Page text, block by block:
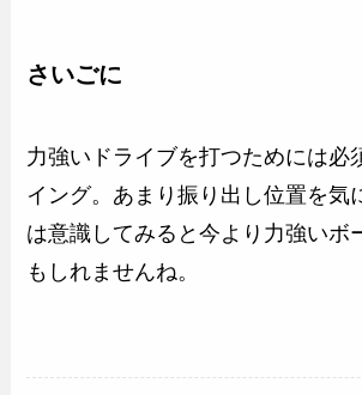
さいごに
力強いドライブを打つためには必
イング。あまり振り出し位置を気
は意識してみると今より力強いボ
もしれませんね。